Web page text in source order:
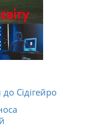
Сідігейро